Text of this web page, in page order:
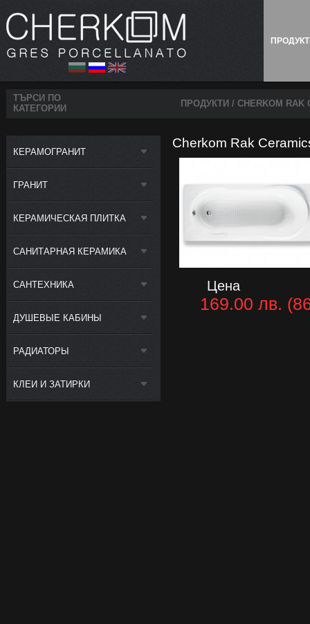
ТЪРСИ ПО
КАТЕГОРИИ
ПРОДУКТИ / CHERKOM RAK
КЕРАМОГРАНИТ
ГРАНИТ
КЕРАМИЧЕСКАЯ ПЛИТКА
САНИТАРНАЯ КЕРАМИКА
САНТЕХНИКА
ДУШЕВЫЕ КАБИНЫ
РАДИАТОРЫ
КЛЕИ И ЗАТИРКИ
Cherkom Rak
Цена
169.00 лв.